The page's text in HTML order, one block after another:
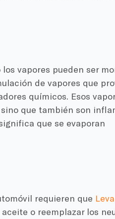
vapores pueden ser
de vapores que
químicos. Esos
que también son
que se evaporan
requieren que
o reemplazar los